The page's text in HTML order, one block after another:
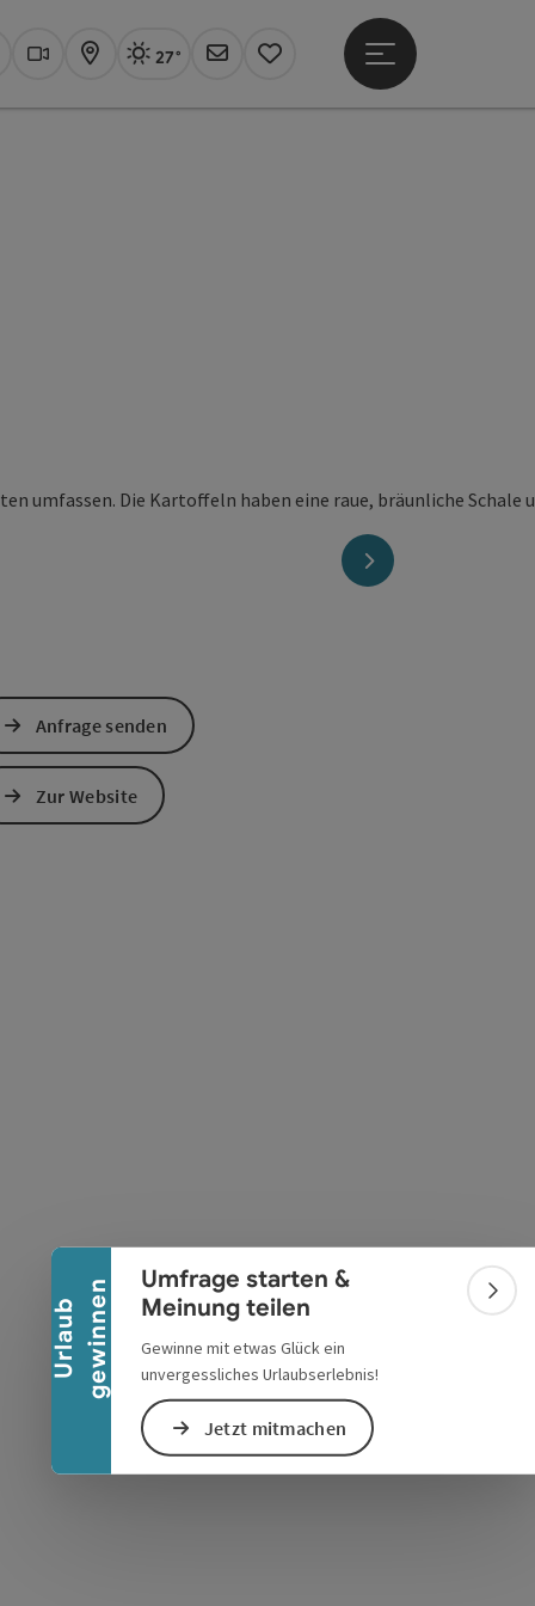
U
r
l
a
u
b
g
e
w
i
n
n
en
Banner einklappen
Umfrage starten &
Meinung teilen
Gewinne mit etwas Glück ein
unvergessliches Urlaubserlebnis!
Jetzt mitmachen
Webcams
KarteAktuelles Wetter Linz, sonnig
27°
Newsletter
Merkzettel
Hauptmenü öffnen
nächstes Element
öffnenöffnen
Anfrage senden
Zur Website